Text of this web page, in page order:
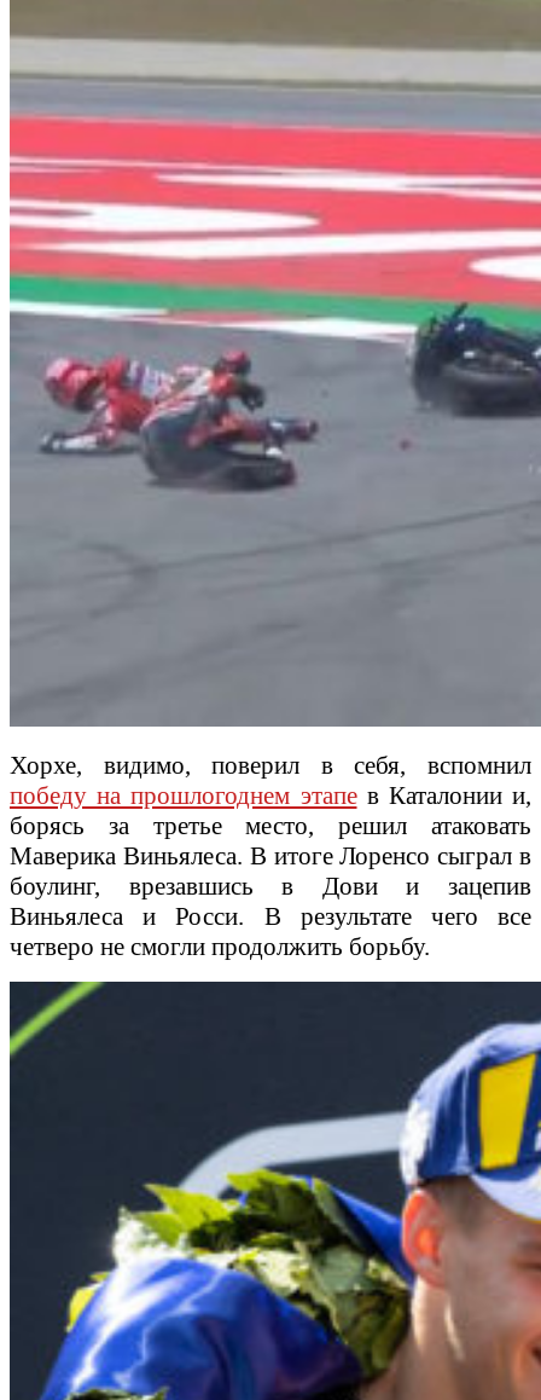
Хорхе, видимо, поверил в себя, вспомнил
победу на прошлогоднем этапев Каталонии и,
борясь за третье место, решил атаковать
Маверика Виньялеса. В итоге Лоренсо сыграл в
боулинг, врезавшись в Дови и зацепив
Виньялеса и Росси. В результате чего все
четверо не смогли продолжить борьбу.